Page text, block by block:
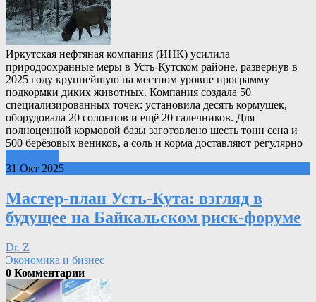
Иркутская нефтяная компания (ИНК) усилила
природоохранные меры в Усть-Кутском районе, развернув в
2025 году крупнейшую на местном уровне программу
подкормки диких животных. Компания создала 50
специализированных точек: установила десять кормушек,
оборудовала 20 солонцов и ещё 20 галечников. Для
полноценной кормовой базы заготовлено шесть тонн сена и
500 берёзовых веников, а соль и корма доставляют регулярно
31 Окт 2025
Мастер‑план Усть‑Кута: взгляд в
будущее на Байкальском риск‑форуме
Dr. Z
Экономика и бизнес
0 Комментарии